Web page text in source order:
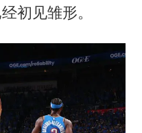
初见雏形。